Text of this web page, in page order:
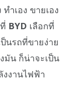
ำเอง ขายเอง
BYD เลือกที่
นรถที่ขายง่าย
มัน ก็น่าจะเป็น
งงานไฟฟ้า